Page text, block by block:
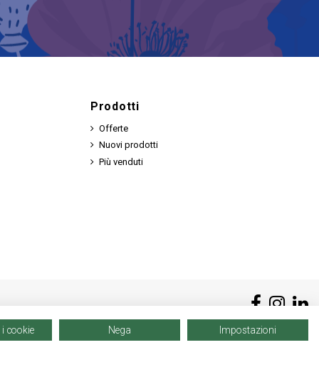
Prodotti
Offerte
Nuovi prodotti
Più venduti
cookie Nega Impostazioni